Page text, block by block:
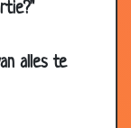
alles te